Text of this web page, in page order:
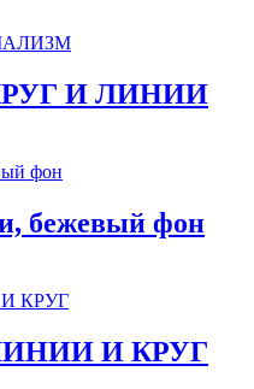
И ЛИНИИ
бежевый фон
И КРУГ